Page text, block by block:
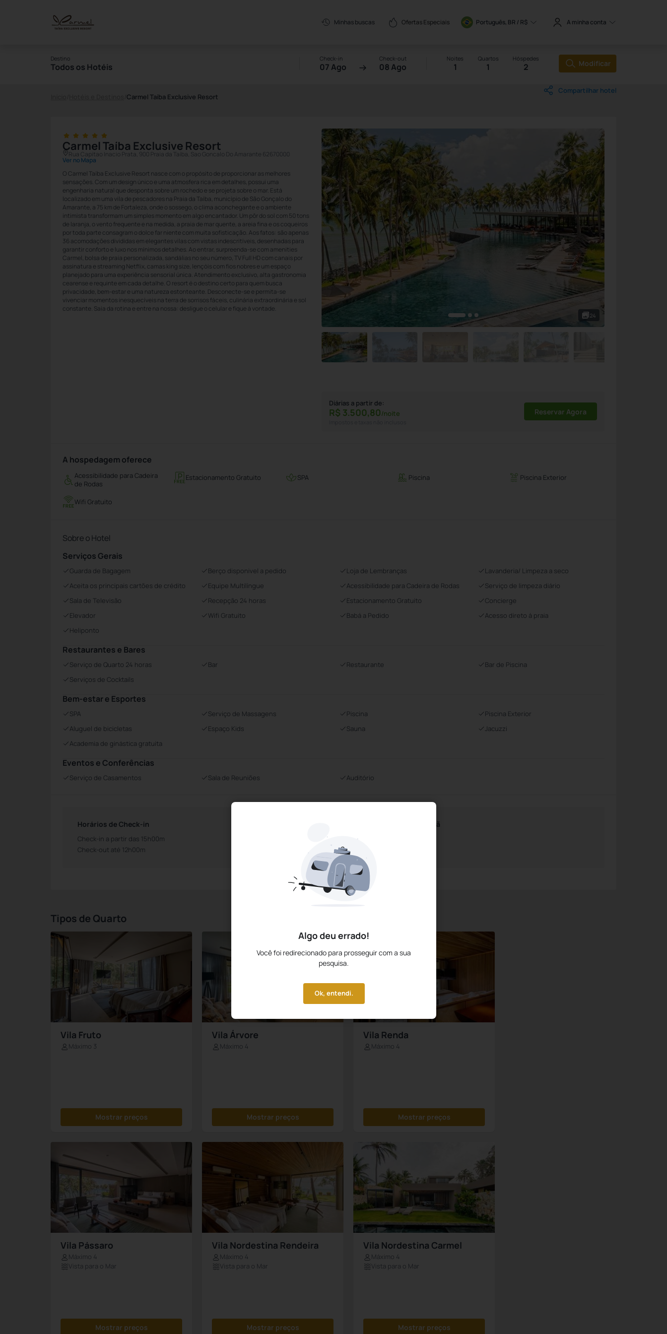
Minhas buscas Ofertas Especiais Português, BR / R$ A minha conta
Algo deu errado!
Você foi redirecionado para prosseguir com a sua
pesquisa.
Ok, entendi.
Destino
Todos os Hotéis
Check-in
07 Ago
Check-out
08 Ago
Noites
1
Quartos
1
Hóspedes
2 Modificar
Carmel Taíba Exclusive Resort
Compartilhar hotel
Carmel Taíba Exclusive Resort
Rua Capitao Inacio Prata, 900 Praia da Taíba, Sao Goncalo Do Amarante 62670000
Ver no Mapa
O Carmel Taíba Exclusive Resort nasce com o propósito de proporcionar as melhores
sensações. Com um design único e uma atmosfera rica em detalhes, possui uma
engenharia natural que desponta sobre um rochedo e se projeta sobre o mar. Está
localizado em uma vila de pescadores na Praia da Taíba, município de São Gonçalo do
Amarante, a 75 km de Fortaleza, onde o sossego, o clima aconchegante e o ambiente
intimista transformam um simples momento em algo encantador. Um pôr do sol com 50 tons
de laranja, o vento frequente e na medida, a praia de mar quente, a areia fina e os coqueiros
por toda parte consagram o dolce far niente com muita sofisticação. Aos fatos: são apenas
36 acomodações divididas em elegantes vilas com vistas indescritíveis, desenhadas para
garantir conforto e luxo nos mínimos detalhes. Ao entrar, surpreenda-se com amenities
Carmel, bolsa de praia personalizada, sandálias no seu número, TV Full HD com canais por
assinatura e streaming Netflix, camas king size, lençóis com fios nobres e um espaço
planejado para uma experiência sensorial única. Atendimento exclusivo, alta gastronomia
cearense e requinte em cada detalhe. O resort é o destino certo para quem busca
privacidade, bem-estar e uma natureza estonteante. Desconecte-se e permita-se
vivenciar momentos inesquecíveis na terra de sorrisos fáceis, culinária extraordinária e sol
constante. Saia da rotina e entre na nossa: desligue o celular e fique à vontade.
24
Diárias a partir de:
R$ 3.500,80/noite Reservar Agora
A hospedagem oferece
Acessibilidade para Cadeira
de Rodas
Estacionamento Gratuito SPA Piscina Piscina Exterior
Wifi Gratuito
Sobre o Hotel
Serviços Gerais
Guarda de Bagagem Berço disponivel a pedido Loja de Lembranças
Lavanderia/ Limpeza a seco
Aceita os principais cartões de crédito
Equipe Multilíngue Acessibilidade para Cadeira de Rodas
Serviço de limpeza diário
Sala de Televisão
Recepção 24 horas Estacionamento Gratuito
Concierge
Elevador
Wifi Gratuito Babá a Pedido
Acesso direto à praia
Heliponto
Restaurantes e Bares
Serviço de Quarto 24 horas Bar Restaurante
Bar de Piscina
Serviços de Cocktails
Bem-estar e Esportes
SPA Serviço de Massagens Piscina
Piscina Exterior
Aluguel de bicicletas
Espaço Kids Sauna
Jacuzzi
Academia de ginástica gratuita
Eventos e Conferências
Serviço de Casamentos Sala de Reuniões Auditório
Horários de Check-in
Check-in a partir das 15h00m
Check-out até 12h00m
Horários do Café da Manhã
A partir das 7h00m
Até às 11h00m
Tipos de Quarto
Vila Fruto
Máximo 3
Mostrar preços
Vila Árvore
Máximo 4
Mostrar preços
Vila Renda
Máximo 4
Mostrar preços
Vila Pássaro
Máximo 4
Vista para o Mar
Mostrar preços
Vila Nordestina Rendeira
Máximo 4
Vista para o Mar
Mostrar preços
Vila Nordestina Carmel
Máximo 4
Vista para o Mar
Mostrar preços